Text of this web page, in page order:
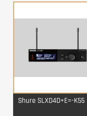
Shure SLXD4D+E=-K55